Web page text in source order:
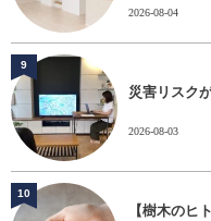
2026-08-04
災害リスク
2026-08-03
9
【樹木のヒ
10